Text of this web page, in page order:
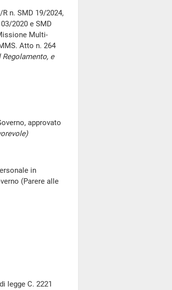
n. SMD 19/2024,
2020 e SMD
Multi-
Atto n. 264
Regolamento, e
approvato
in
(Parere alle
legge C. 2221